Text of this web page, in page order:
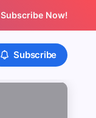
Subscribe Now!
Subscribe